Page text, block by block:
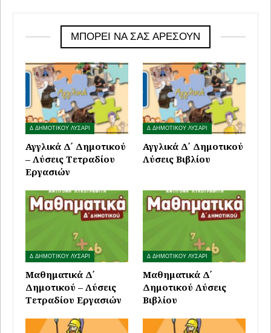
ΜΠΟΡΕΊ ΝΑ ΣΑΣ ΑΡΈΣΟΥΝ
Δ ΔΗΜΟΤΙΚΟΥ ΛΥΣΑΡΙ
Αγγλικά Δ΄ Δημοτικού
– Λύσεις Τετραδίου
Εργασιών
Δ ΔΗΜΟΤΙΚΟΥ ΛΥΣΑΡΙ
Αγγλικά Δ΄ Δημοτικού
Λύσεις Βιβλίου
Δ ΔΗΜΟΤΙΚΟΥ ΛΥΣΑΡΙ
Μαθηματικά Δ΄
Δημοτικού – Λύσεις
Τετραδίου Εργασιών
Δ ΔΗΜΟΤΙΚΟΥ ΛΥΣΑΡΙ
Μαθηματικά Δ΄
Δημοτικού Λύσεις
Βιβλίου